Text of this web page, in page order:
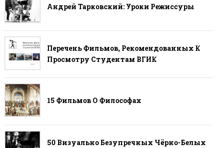
Андрей Тарковский: Уроки Режиссуры
Перечень Фильмов, Рекомендованных К
Просмотру Студентам ВГИК
15 Фильмов О Философах
50 Визуально Безупречных Чёрно-Белых